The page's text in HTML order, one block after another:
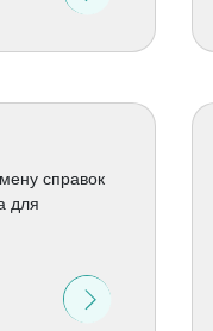
справок
для